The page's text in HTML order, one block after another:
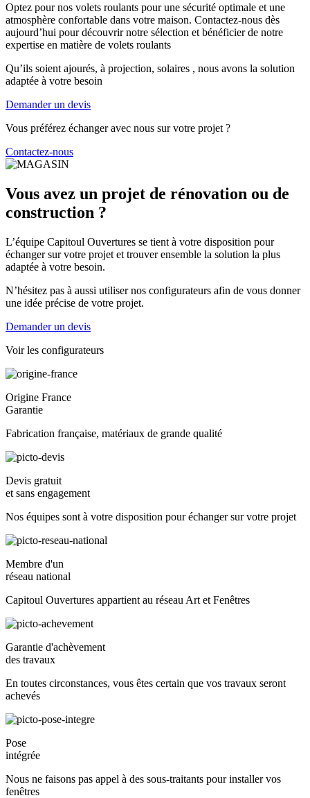
Optez pour nos volets roulants pour une sécurité optimale et une
atmosphère confortable dans votre maison. Contactez-nous dès
aujourd’hui pour découvrir notre sélection et bénéficier de notre
expertise en matière de volets roulants
Qu’ils soient ajourés, à projection, solaires , nous avons la solution
adaptée à votre besoin
Demander un devis
Vous préférez échanger avec nous sur votre projet ?
Contactez-nous
Vous avez un projet de rénovation ou de
construction ?
L’équipe Capitoul Ouvertures se tient à votre disposition pour
échanger sur votre projet et trouver ensemble la solution la plus
adaptée à votre besoin.
N’hésitez pas à aussi utiliser nos configurateurs afin de vous donner
une idée précise de votre projet.
Demander un devis
Voir les configurateurs
Origine France
Garantie
Fabrication française, matériaux de grande qualité
Devis gratuit
et sans engagement
Nos équipes sont à votre disposition pour échanger sur votre projet
Membre d'un
réseau national
Capitoul Ouvertures appartient au réseau Art et Fenêtres
Garantie d'achèvement
des travaux
En toutes circonstances, vous êtes certain que vos travaux seront
achevés
Pose
intégrée
Nous ne faisons pas appel à des sous-traitants pour installer vos
fenêtres